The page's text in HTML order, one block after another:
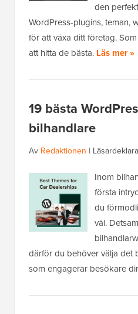
den
WordPress-plugins, teman,
för att växa ditt företag.
att hitta de bästa. Läs mer »
19 bästa
bilhandlare
Av Redaktionen |
Inom
första
du
väl.
därför du behöver välja det
som engagerar besökare